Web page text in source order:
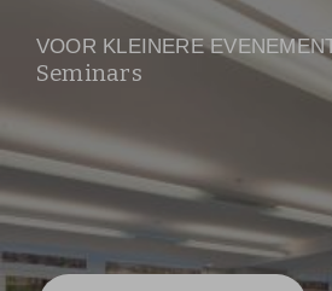
VOOR KLEINERE
Seminars